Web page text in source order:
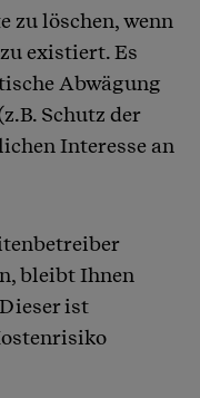
zu löschen, wenn
existiert. Es
Abwägung
Schutz der
Interesse an
bleibt Ihnen
ist